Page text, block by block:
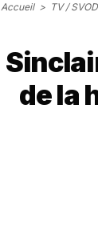
Accueil > TV / SVOD
de la